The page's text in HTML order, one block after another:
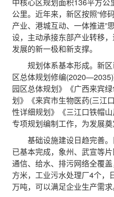
公里。近年来，新区按照“修
产业、港城互动、一体推进”
设，主动承接东部产业转移
发展的新一极和新支撑。
规划体系基本形成。新区
区总体规划修编
园区总体规划》《广西来宾
划》《来宾市生物医药(三江
性详细规划》《三江口铁帽
专项规划编制工作，为发展奠
基础设施建设日趋完善。
已基本完成，象州、武宣等片
通信、给水、排污网络全覆
方米，工业污水处理厂4个，
万吨，可以满足企业生产需求